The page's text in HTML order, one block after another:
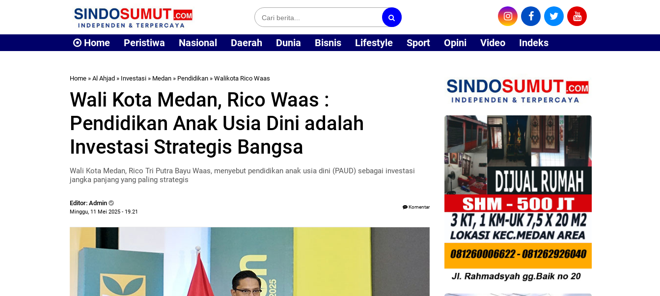
Home Peristiwa Nasional Daerah Dunia Bisnis Lifestyle Sport Opini Video Indeks
Home » Al Ahjad » Investasi » Medan » Pendidikan » Walikota Rico Waas
Wali Kota Medan, Rico Waas :
Pendidikan Anak Usia Dini adalah
Investasi Strategis Bangsa
Wali Kota Medan, Rico Tri Putra Bayu Waas, menyebut pendidikan anak usia dini (PAUD) sebagai investasi
jangka panjang yang paling strategis
Editor: Admin
Minggu, 11 Mei 2025 - 19.21
Komentar